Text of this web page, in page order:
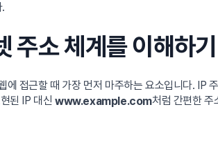
주소 체계를 이해하기
에 접근할 때 가장 먼저 마주하는 요소입니다.
된 IP 대신 www.example.com처럼 간편한 주